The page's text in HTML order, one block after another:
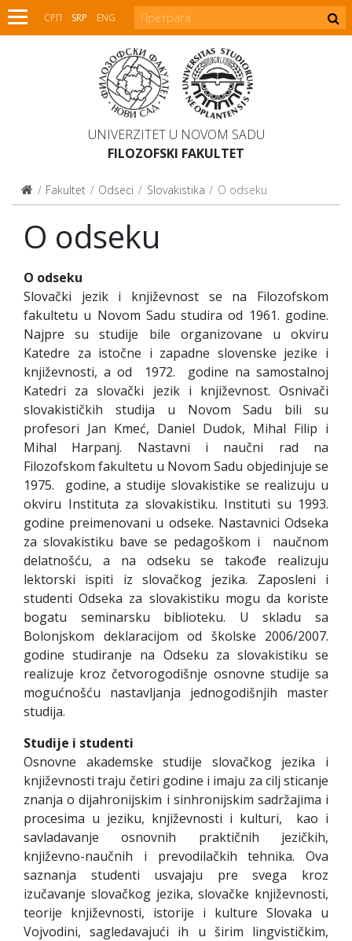
СРП SRP ENG
UNIVERZITET U NOVOM SADU
FILOZOFSKI FAKULTET
Fakultet Odseci Slovakistika O odseku
O odseku
O odseku
Slovački jezik i književnost se na Filozofskom
fakultetu u Novom Sadu studira od 1961. godine.
Najpre su studije bile organizovane u okviru
Katedre za istočne i zapadne slovenske jezike i
književnosti, a od 1972. godine na samostalnoj
Katedri za slovački jezik i književnost. Osnivači
slovakističkih studija u Novom Sadu bili su
profesori Jan Kmeć, Daniel Dudok, Mihal Filip i
Mihal Harpanj. Nastavni i naučni rad na
Filozofskom fakultetu u Novom Sadu objedinjuje se
1975. godine, a studije slovakistike se realizuju u
okviru Instituta za slovakistiku. Instituti su 1993.
godine preimenovani u odseke. Nastavnici Odseka
za slovakistiku bave se pedagoškom i naučnom
delatnošću, a na odseku se takođe realizuju
lektorski ispiti iz slovačkog jezika. Zaposleni i
studenti Odseka za slovakistiku mogu da koriste
bogatu seminarsku biblioteku. U skladu sa
Bolonjskom deklaracijom od školske 2006/2007.
godine studiranje na Odseku za slovakistiku se
realizuje kroz četvorogodišnje osnovne studije sa
mogućnošću nastavljanja jednogodišnjih master
studija.
Studije i studenti
Osnovne akademske studije slovačkog jezika i
književnosti traju četiri godine i imaju za cilj sticanje
znanja o dijahronijskim i sinhronijskim sadržajima i
procesima u jeziku, književnosti i kulturi, kao i
savladavanje osnovnih praktičnih jezičkih,
književno-naučnih i prevodilačkih tehnika. Ova
saznanja studenti usvajaju pre svega kroz
izučavanje slovačkog jezika, slovačke književnosti,
teorije književnosti, istorije i kulture Slovaka u
Vojvodini, sagledavajući ih u širim lingvističkim,